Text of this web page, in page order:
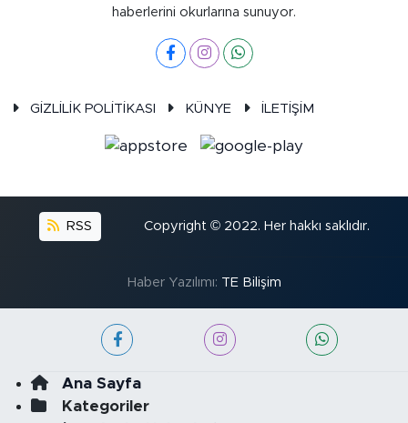
haberlerini okurlarına sunuyor.
GİZLİLİK POLİTİKASI KÜNYE İLETİŞİM
RSS Copyright © 2022. Her hakkı saklıdır.
Haber Yazılımı: TE Bilişim
Ana Sayfa
Kategoriler